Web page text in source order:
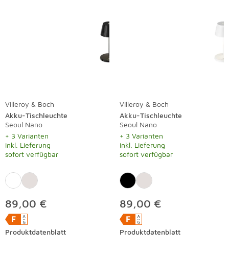
Villeroy & Boch
Akku-Tischleuchte
Seoul Nano
+ 3 Varianten
inkl. Lieferung
sofort verfügbar
89,00 €
Produktdatenblatt
Villeroy & Boch
Akku-Tischleuchte
Seoul Nano
+ 3 Varianten
inkl. Lieferung
sofort verfügbar
89,00 €
Produktdatenblatt